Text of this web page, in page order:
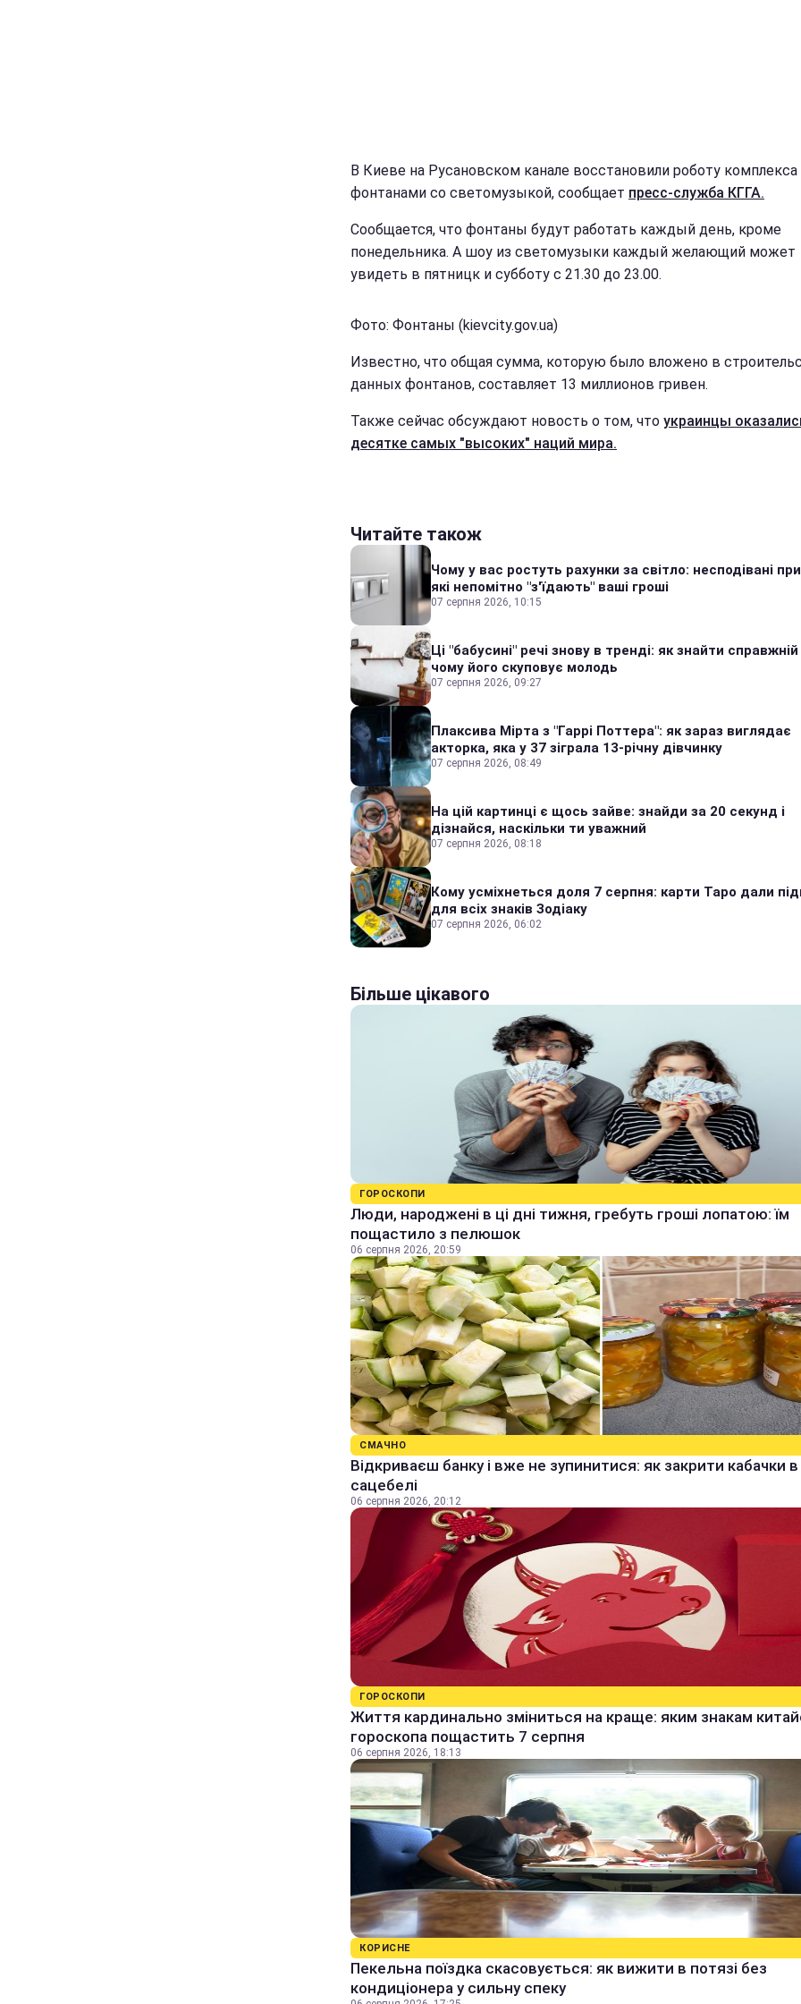
В Киеве на Русановском канале восстановили роботу
фонтанами со светомузыкой, сообщает пресс-служба КГГА.
Сообщается, что фонтаны будут работать каждый день, кроме
понедельника. А шоу из светомузыки каждый желающий может
увидеть в пятницк и субботу с 21.30 до 23.00.
Фото: Фонтаны (kievcity.gov.ua)
Известно, что общая сумма, которую было вложено в
данных фонтанов, составляет 13 миллионов гривен.
Также сейчас обсуждают новость о том, что украинцы
десятке самых "высоких" наций мира.
Читайте також
Чому у вас ростуть рахунки за світло: несподівані
які непомітно "з'їдають" ваші гроші
07 серпня 2026, 10:15
Ці "бабусині" речі знову в тренді: як знайти справжній
чому його скуповує молодь
07 серпня 2026, 09:27
Плаксива Мірта з "Гаррі Поттера": як зараз виглядає
акторка, яка у 37 зіграла 13-річну дівчинку
07 серпня 2026, 08:49
На цій картинці є щось зайве: знайди за 20 секунд і
дізнайся, наскільки ти уважний
07 серпня 2026, 08:18
Кому усміхнеться доля 7 серпня: карти Таро дали
для всіх знаків Зодіаку
07 серпня 2026, 06:02
Більше цікавого
ГОРОСКОПИ
Люди, народжені в ці дні тижня, гребуть гроші лопатою: їм
пощастило з пелюшок
06 серпня 2026, 20:59
СМАЧНО
Відкриваєш банку і вже не зупинитися: як закрити кабачки в
сацебелі
06 серпня 2026, 20:12
ГОРОСКОПИ
Життя кардинально зміниться на краще: яким знакам
гороскопа пощастить 7 серпня
06 серпня 2026, 18:13
КОРИСНЕ
Пекельна поїздка скасовується: як вижити в потязі без
кондиціонера у сильну спеку